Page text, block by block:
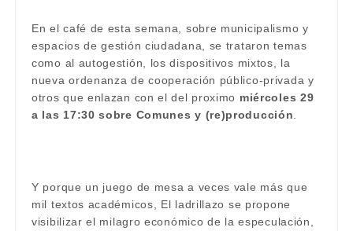
En el café de esta semana, sobre municipalismo y
espacios de gestión ciudadana, se trataron temas
como al autogestión, los dispositivos mixtos, la
nueva ordenanza de cooperación público-privada y
otros que enlazan con el del proximo miércoles 29
a las 17:30 sobre Comunes y (re)producción
Y porque un juego de mesa a veces vale más que
mil textos académicos, El ladrillazo se propone
visibilizar el milagro económico de la especulación,